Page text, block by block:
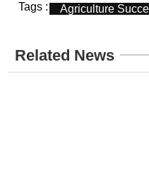
Tags : Agriculture
Related News